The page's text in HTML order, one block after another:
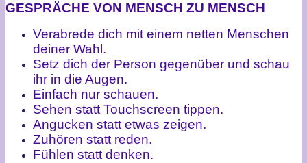
GESPRÄCHE VON MENSCH ZU MENSCH
Verabrede dich mit einem netten Menschen
deiner Wahl.
Setz dich der Person gegenüber und schau
ihr in die Augen.
Einfach nur schauen.
Sehen statt Touchscreen tippen.
Angucken statt etwas zeigen.
Zuhören statt reden.
Fühlen statt denken.